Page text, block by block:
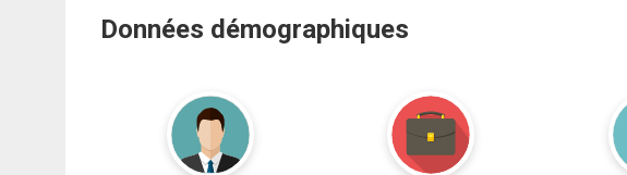
Données démographiques